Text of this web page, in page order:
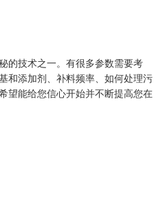
的技术之一。有很多参数需要考
和添加剂、补料频率、如何处理污
望能给您信心开始并不断提高您在